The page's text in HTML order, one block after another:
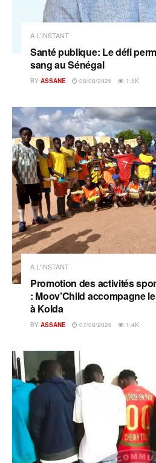
A L'INSTANT
Santé publique: Le défi
sang au Sénégal
BY ASSANE 08/08/2026 1.5K
A L'INSTANT
Promotion des activités
: Moov’Child accompagne
à Kolda
BY ASSANE 07/08/2026 1.4K